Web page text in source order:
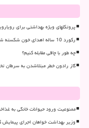
پروتکلهای ویژه بهداشتی برای
رکورد 10 ساله اهدای خون شکسته شد
چه طور با چاقی مقابله کنیم؟
گاز رادون خطر مبتلاشدن به سرطان
ممنوعیت ورود حیوانات خانگی به
وزیر بهداشت خواهان اجرای